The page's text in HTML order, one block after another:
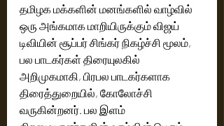
தமிழக மக்களின் மனங்களில் வாழ்வில்
ஒரு அங்கமாக மாறியிருக்கும் விஜய்
டிவியின் சூப்பர் சிங்கர் நிகழ்ச்சி மூலம்,
பல பாடகர்கள் திரையுலகில்
அறிமுகமாகி, பிரபல பாடகர்களாக
திரைத்துறையில், கோலோச்சி
வருகின்றனர். பல இளம்